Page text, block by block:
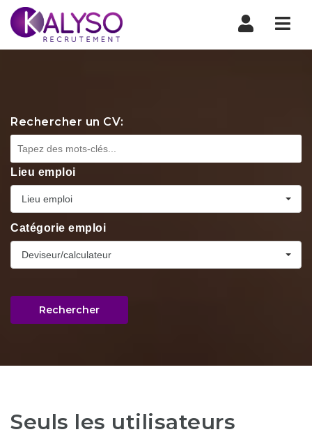
Rechercher un CV:
Lieu emploi
Lieu emploi
Catégorie emploi
Deviseur/calculateur
Rechercher
Seuls les utilisateurs